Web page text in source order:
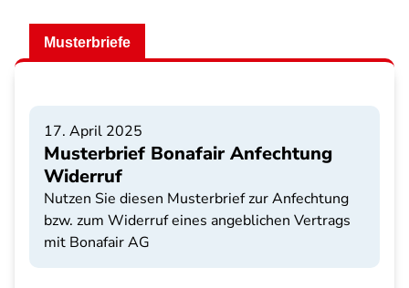
Musterbriefe
17. April 2025
Musterbrief Bonafair Anfechtung
Widerruf
Nutzen Sie diesen Musterbrief zur Anfechtung
bzw. zum Widerruf eines angeblichen Vertrags
mit Bonafair AG